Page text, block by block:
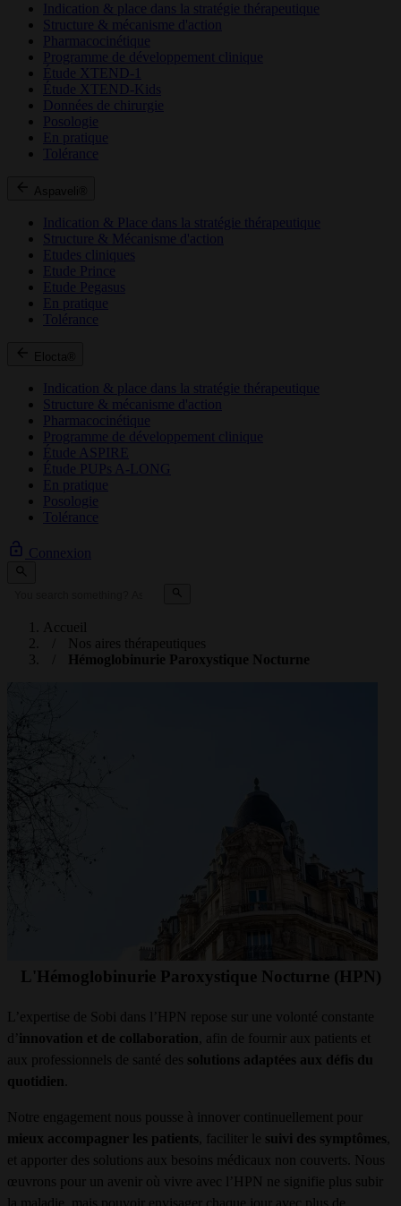
Indication & place dans la stratégie thérapeutique
Structure & mécanisme d'action
Pharmacocinétique
Programme de développement clinique
Étude XTEND-1
Étude XTEND-Kids
Données de chirurgie
Posologie
En pratique
Tolérance
Aspaveli®
Indication & Place dans la stratégie thérapeutique
Structure & Mécanisme d'action
Etudes cliniques
Etude Prince
Etude Pegasus
En pratique
Tolérance
Elocta®
Indication & place dans la stratégie thérapeutique
Structure & mécanisme d'action
Pharmacocinétique
Programme de développement clinique
Étude ASPIRE
Étude PUPs A-LONG
En pratique
Posologie
Tolérance
Connexion
Accueil
Nos aires thérapeutiques
Hémoglobinurie Paroxystique Nocturne
L'Hémoglobinurie Paroxystique Nocturne (HPN)
L’expertise de Sobi dans l’HPN repose sur une volonté constante
d’innovation et de collaboration , afin de fournir aux patients et
aux professionnels de santé des solutions adaptées aux défis du
quotidien
Notre engagement nous pousse à innover continuellement pour
mieux accompagner les patients , faciliter le suivi des symptômes
et apporter des solutions aux besoins médicaux non couverts. Nous
œuvrons pour un avenir où vivre avec l’HPN ne signifie plus subir
la maladie, mais pouvoir envisager chaque jour avec plus de